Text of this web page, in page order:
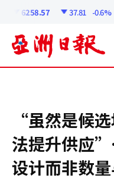
6258.57 37.81 -0.6%
“虽然是候
法提升供应
设计而非数